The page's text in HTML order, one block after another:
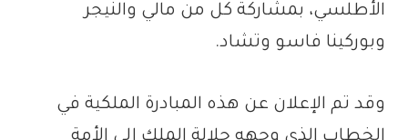
الأطلسي، بمشاركة كل من مالي والنيجر
وبوركينا فاسو وتشاد.
وقد تم الإعلان عن هذه المبادرة الملكية في